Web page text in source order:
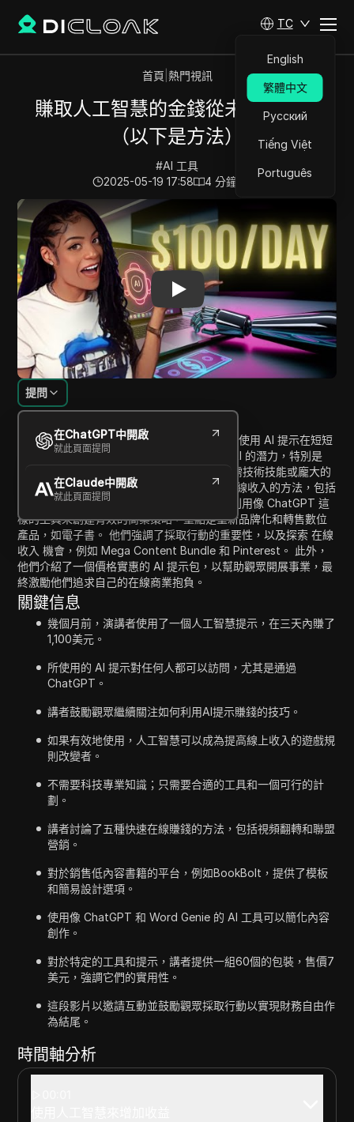
TC
English
繁體中文
Русский
Tiếng Việt
Português
首頁 熱門視訊
賺取人工智慧的金錢從未如此容易
（以下是方法）
#AI 工具
2025-05-19 17:58
4 分鐘 閱讀
Play Video:賺取人工智慧的金錢從未如此容易（以下是方
內容介紹
提問
在ChatGPT中開啟
就此頁面提問
在Claude中開啟
就此頁面提問
在這段引人入勝的視頻中，演講者分享了他們使用 AI 提示在短短
三天內產生 1,100 美元的經驗。 他們強調了 AI 的潛力，特別是
ChatGPT，在有效提高收入方面的作用，無需技術技能或龐大的
追隨者。 視頻中列出了五種利用 AI 來產生在線收入的方法，包括
無臉視頻翻轉和聯盟營銷。 演講者鼓勵觀眾利用像 ChatGPT 這
樣的工具來創建有效的商業策略，重點是重新品牌化和轉售數位
產品，如電子書。 他們強調了採取行動的重要性，以及探索 在線
收入 機會，例如 Mega Content Bundle 和 Pinterest。 此外，
他們介紹了一個價格實惠的 AI 提示包，以幫助觀眾開展事業，最
終激勵他們追求自己的在線商業抱負。
關鍵信息
幾個月前，演講者使用了一個人工智慧提示，在三天內賺了
1,100美元。
所使用的 AI 提示對任何人都可以訪問，尤其是通過
ChatGPT。
講者鼓勵觀眾繼續關注如何利用AI提示賺錢的技巧。
如果有效地使用，人工智慧可以成為提高線上收入的遊戲規
則改變者。
不需要科技專業知識；只需要合適的工具和一個可行的計
劃。
講者討論了五種快速在線賺錢的方法，包括視頻翻轉和聯盟
營銷。
對於銷售低內容書籍的平台，例如BookBolt，提供了模板
和簡易設計選項。
使用像 ChatGPT 和 Word Genie 的 AI 工具可以簡化內容
創作。
對於特定的工具和提示，講者提供一組60個的包裝，售價7
美元，強調它們的實用性。
這段影片以邀請互動並鼓勵觀眾採取行動以實現財務自由作
為結尾。
時間軸分析